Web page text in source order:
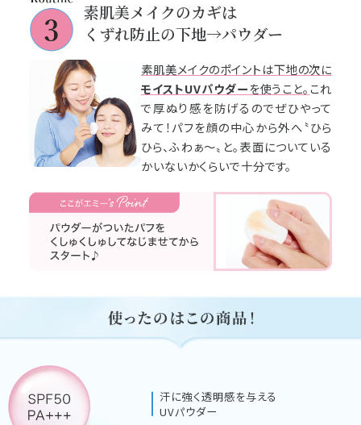
素肌美メイクのカギは
くずれ防止の下地→パウダー
素肌美メイクのポイントは下地の次に
モイストUVパウダーを使うこと。これ
で厚ぬり感を防げるのでぜひやって
みて！パフを顔の中心から外へ〝ひら
ひら、ふわぁ～〟と。表面についている
かいないかくらいで十分です。
汗に強く透明感を与える
UVパウダー